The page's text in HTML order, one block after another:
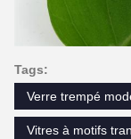
Tags:
Verre trempé
Vitres à motifs